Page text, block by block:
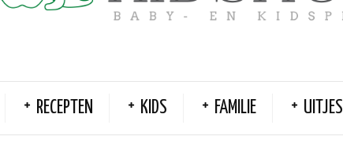
RECEPTEN KIDS FAMILIE UITJES